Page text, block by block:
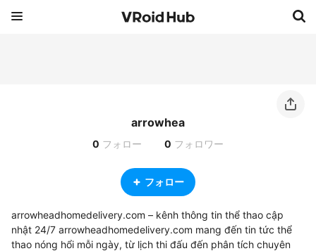
arrowhea
0 フォロー 0 フォロワー
フォロー
arrowheadhomedelivery.com – kênh thông tin thể thao cập
nhật 24/7 arrowheadhomedelivery.com mang đến tin tức thể
thao nóng hổi mỗi ngày, từ lịch thi đấu đến phân tích chuyên